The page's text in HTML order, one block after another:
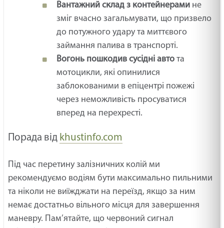
Вантажний склад з контейнерами не
зміг вчасно загальмувати, що призвело
до потужного удару та миттєвого
займання палива в транспорті.
Вогонь пошкодив сусідні авто та
мотоцикли, які опинилися
заблокованими в епіцентрі пожежі
через неможливість просуватися
вперед на перехресті.
Порада від khustinfo.com
Під час перетину залізничних колій ми
рекомендуємо водіям бути максимально пильними
та ніколи не виїжджати на переїзд, якщо за ним
немає достатньо вільного місця для завершення
маневру. Пам’ятайте, що червоний сигнал